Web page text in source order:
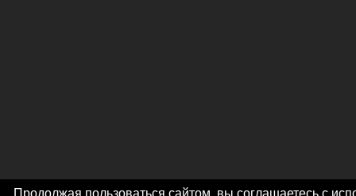
Продолжая пользоваться сайтом, вы соглашаетесь с